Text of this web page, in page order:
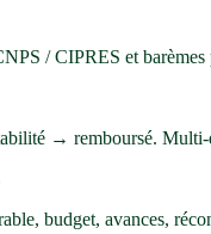
/ CIPRES et barèmes
→ remboursé.
budget, avances,